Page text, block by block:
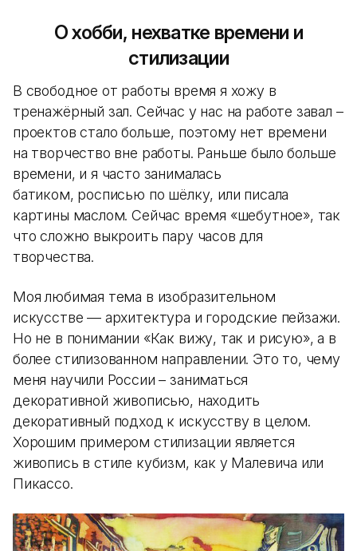
О хобби, нехватке времени и
стилизации
В свободное от работы время я хожу в
тренажёрный зал. Сейчас у нас на работе завал –
проектов стало больше, поэтому нет времени
на творчество вне работы. Раньше было больше
времени, и я часто занималась
батиком, росписью по шёлку, или писала
картины маслом. Сейчас время «шебутное», так
что сложно выкроить пару часов для
творчества.
Моя любимая тема в изобразительном
искусстве — архитектура и городские пейзажи.
Но не в понимании «Как вижу, так и рисую», а в
более стилизованном направлении. Это то, чему
меня научили России – заниматься
декоративной живописью, находить
декоративный подход к искусству в целом.
Хорошим примером стилизации является
живопись в стиле кубизм, как у Малевича или
Пикассо.